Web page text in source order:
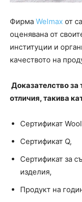
Фирма Welmax от
оценявана от
институции и
качеството на
Доказателство за
отличия, такива
Сертификат
Сертификат Q,
Сертификат за
изделия,
Продукт на